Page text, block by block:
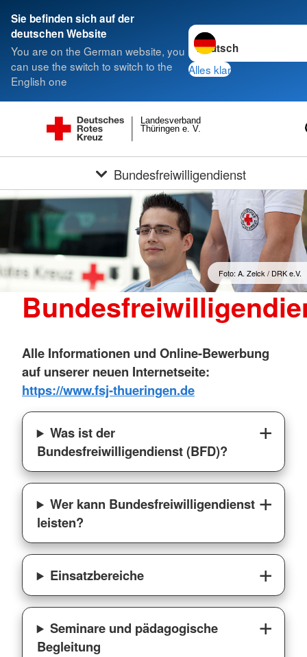
Sie befinden sich auf der
deutschen Website
You are on the German website, you
can use the switch to switch to the
English one
Sprache wechseln zu
Alles klar
Thüringen e. V.
Landesverband
Bundesfreiwilligendienst
Foto: A. Zelck / DRK e.V.
Alle Informationen und Online-Bewerbung
auf unserer neuen Internetseite:
https://www.fsj-thueringen.de
Was ist der
Bundesfreiwilligendienst (BFD)?
Wer kann Bundesfreiwilligendienst
leisten?
Einsatzbereiche
Seminare und pädagogische
Begleitung